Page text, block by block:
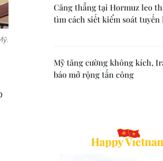
Căng thẳng tại Hormuz leo
tìm cách siết kiểm soát tuyến
Mỹ tăng cường không kích,
báo mở rộng tấn công